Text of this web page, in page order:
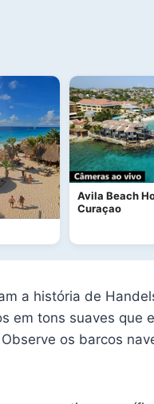
Avila Beach
Curaçao
a história de
em tons suaves
os barcos